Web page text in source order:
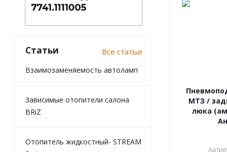
МТЗ /
люка
Статьи Все статьи
Взаимозаменяемость автоламп
Зависимые отопители салона
BRiZ
Отопитель жидкостный- STREAM